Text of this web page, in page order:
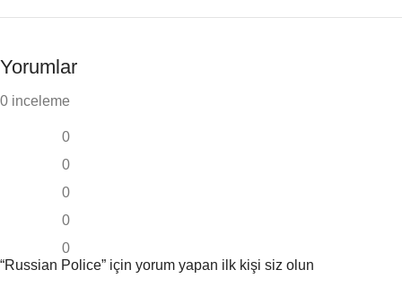
Yorumlar
0 inceleme
0
0
0
0
0
“Russian Police” için yorum yapan ilk kişi siz olun